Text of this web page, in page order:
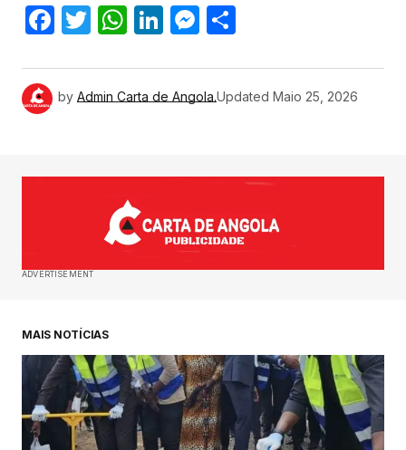
Facebook
Twitter
WhatsApp
LinkedIn
Messenger
by Admin Carta de Angola.Updated Maio 25, 2026
ADVERTISEMENT
MAIS NOTÍCIAS